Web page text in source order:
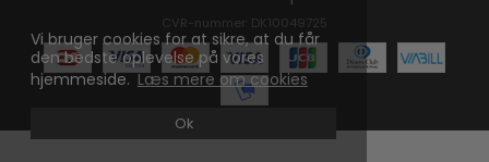
Vi bruger cookies for at sikre, at du får
den bedste oplevelse på vores
hjemmeside.Læs mere om cookies
Ok
CVR-nummer: DK10049725